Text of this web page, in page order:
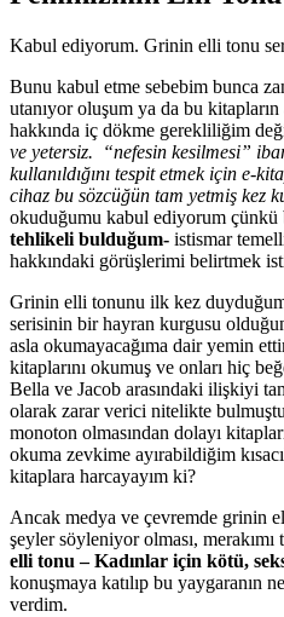
Kabul ediyorum. Grinin elli tonu
Bunu kabul etme sebebim bunca
utanıyor oluşum ya da bu kitapların
hakkında iç dökme gerekliliğim
ve yetersiz. “nefesin kesilmesi”
kullanıldığını tespit etmek için e-
cihaz bu sözcüğün tam yetmiş kez
okuduğumu kabul ediyorum çünkü
tehlikeli bulduğum- istismar
hakkındaki görüşlerimi belirtmek
Grinin elli tonunu ilk kez
serisinin bir hayran kurgusu
asla okumayacağıma dair yemin
kitaplarını okumuş ve onları hiç
Bella ve Jacob arasındaki ilişkiyi
olarak zarar verici nitelikte
monoton olmasından dolayı
okuma zevkime ayırabildiğim
kitaplara harcayayım ki?
Ancak medya ve çevremde grinin
şeyler söyleniyor olması, merakımı
elli tonu – Kadınlar için kötü,
konuşmaya katılıp bu yaygaranın
verdim.